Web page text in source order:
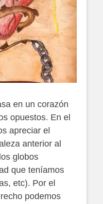
en un corazón
opuestos. En el
apreciar el
anterior al
globos
que teníamos
etc). Por el
podemos